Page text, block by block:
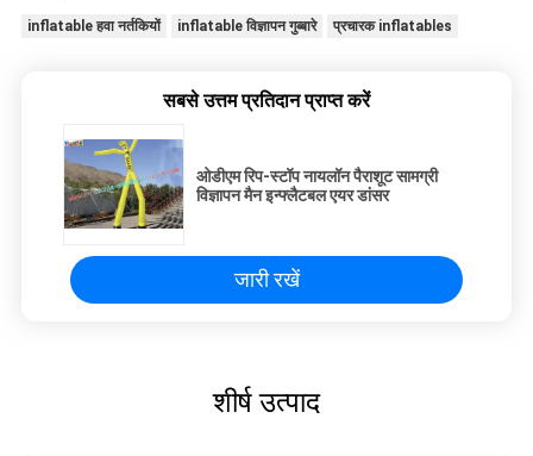
inflatable हवा नर्तकियों inflatable विज्ञापन गुब्बारे प्रचारक inflatables
सबसे उत्तम प्रतिदान प्राप्त करें
ओडीएम रिप-स्टॉप नायलॉन पैराशूट सामग्री
विज्ञापन मैन इन्फ्लैटबल एयर डांसर
जारी रखें
शीर्ष उत्पाद